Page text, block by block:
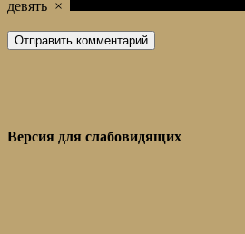
девять ×
Версия для слабовидящих